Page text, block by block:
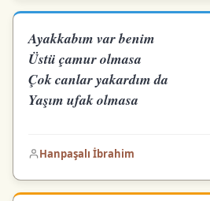
Ayakkabım var benim
Üstü çamur olmasa
Çok canlar yakardım da
Yaşım ufak olmasa
Hanpaşalı İbrahim